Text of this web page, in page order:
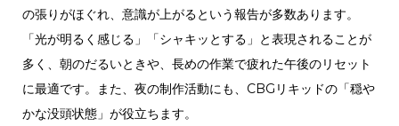
の張りがほぐれ、意識が上がるという報告が多数あります。
「光が明るく感じる」「シャキッとする」と表現されることが
多く、朝のだるいときや、長めの作業で疲れた午後のリセット
に最適です。また、夜の制作活動にも、CBGリキッドの「穏や
かな没頭状態」が役立ちます。